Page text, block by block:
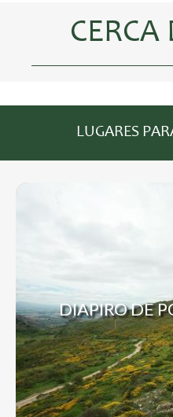
CERCA
LUGARES
DIAPIRO DE